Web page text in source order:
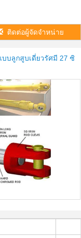
ติดต่อผู้จัดจำหน่าย
บลูกสูบเดี่ยวรัศมี 27 ซิ